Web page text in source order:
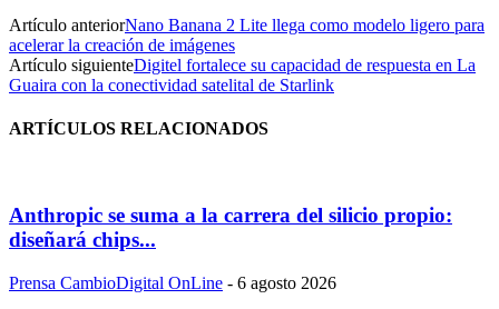
Artículo anteriorNano Banana 2 Lite llega como modelo ligero para
acelerar la creación de imágenes
Artículo siguienteDigitel fortalece su capacidad de respuesta en La
Guaira con la conectividad satelital de Starlink
ARTÍCULOS RELACIONADOS
Anthropic se suma a la carrera del silicio propio:
diseñará chips...
Prensa CambioDigital OnLine - 6 agosto 2026